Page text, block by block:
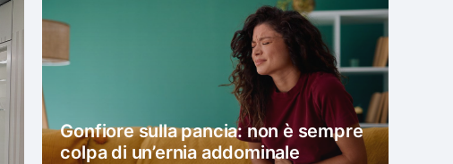
Gonfiore sulla pancia: non è sempre
colpa di un’ernia addominale